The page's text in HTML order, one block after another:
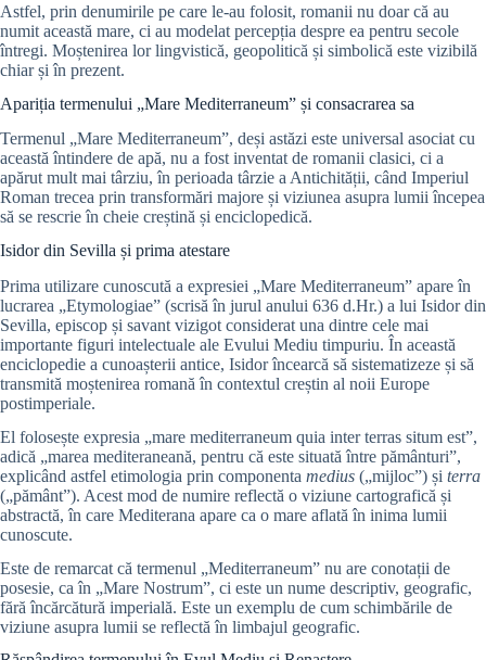
Astfel, prin denumirile pe care le-au folosit, romanii nu doar că au
numit această mare, ci au modelat percepția despre ea pentru secole
întregi. Moștenirea lor lingvistică, geopolitică și simbolică este vizibilă
chiar și în prezent.
Apariția termenului „Mare Mediterraneum” și consacrarea sa
Termenul „Mare Mediterraneum”, deși astăzi este universal asociat cu
această întindere de apă, nu a fost inventat de romanii clasici, ci a
apărut mult mai târziu, în perioada târzie a Antichității, când Imperiul
Roman trecea prin transformări majore și viziunea asupra lumii începea
să se rescrie în cheie creștină și enciclopedică.
Isidor din Sevilla și prima atestare
Prima utilizare cunoscută a expresiei „Mare Mediterraneum” apare în
lucrarea „Etymologiae” (scrisă în jurul anului 636 d.Hr.) a lui Isidor din
Sevilla, episcop și savant vizigot considerat una dintre cele mai
importante figuri intelectuale ale Evului Mediu timpuriu. În această
enciclopedie a cunoașterii antice, Isidor încearcă să sistematizeze și să
transmită moștenirea romană în contextul creștin al noii Europe
postimperiale.
El folosește expresia „mare mediterraneum quia inter terras situm est”,
adică „marea mediteraneană, pentru că este situată între pământuri”,
explicând astfel etimologia prin componenta medius („mijloc”) și terra
(„pământ”). Acest mod de numire reflectă o viziune cartografică și
abstractă, în care Mediterana apare ca o mare aflată în inima lumii
cunoscute.
Este de remarcat că termenul „Mediterraneum” nu are conotații de
posesie, ca în „Mare Nostrum”, ci este un nume descriptiv, geografic,
fără încărcătură imperială. Este un exemplu de cum schimbările de
viziune asupra lumii se reflectă în limbajul geografic.